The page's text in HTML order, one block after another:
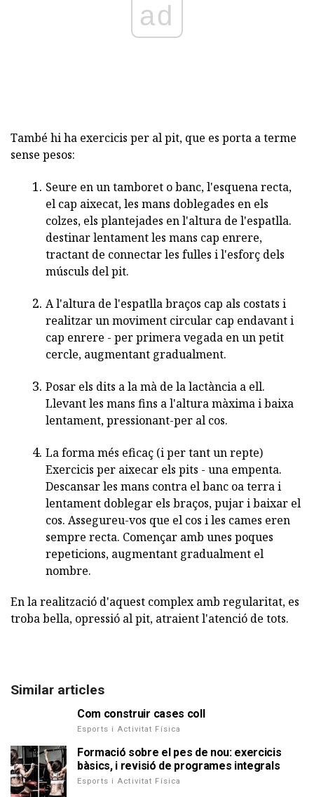
ad
També hi ha exercicis per al pit, que es porta a terme
sense pesos:
Seure en un tamboret o banc, l'esquena recta,
el cap aixecat, les mans doblegades en els
colzes, els plantejades en l'altura de l'espatlla.
destinar lentament les mans cap enrere,
tractant de connectar les fulles i l'esforç dels
músculs del pit.
A l'altura de l'espatlla braços cap als costats i
realitzar un moviment circular cap endavant i
cap enrere - per primera vegada en un petit
cercle, augmentant gradualment.
Posar els dits a la mà de la lactància a ell.
Llevant les mans fins a l'altura màxima i baixa
lentament, pressionant-per al cos.
La forma més eficaç (i per tant un repte)
Exercicis per aixecar els pits - una empenta.
Descansar les mans contra el banc oa terra i
lentament doblegar els braços, pujar i baixar el
cos. Assegureu-vos que el cos i les cames eren
sempre recta. Començar amb unes poques
repeticions, augmentant gradualment el
nombre.
En la realització d'aquest complex amb regularitat, es
troba bella, opressió al pit, atraient l'atenció de tots.
Similar articles
Com construir cases coll
Esports i Activitat Física
Formació sobre el pes de nou: exercicis
bàsics, i revisió de programes integrals
Esports i Activitat Física